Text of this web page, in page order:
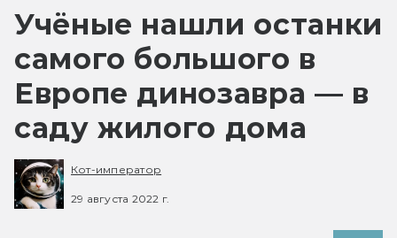
Учёные нашли останки
самого большого в
Европе динозавра — в
саду жилого дома
Кот-император
29 августа 2022 г.